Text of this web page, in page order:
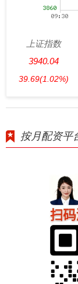
上证指数
3940.04
39.69(1.02%)
按月配资平